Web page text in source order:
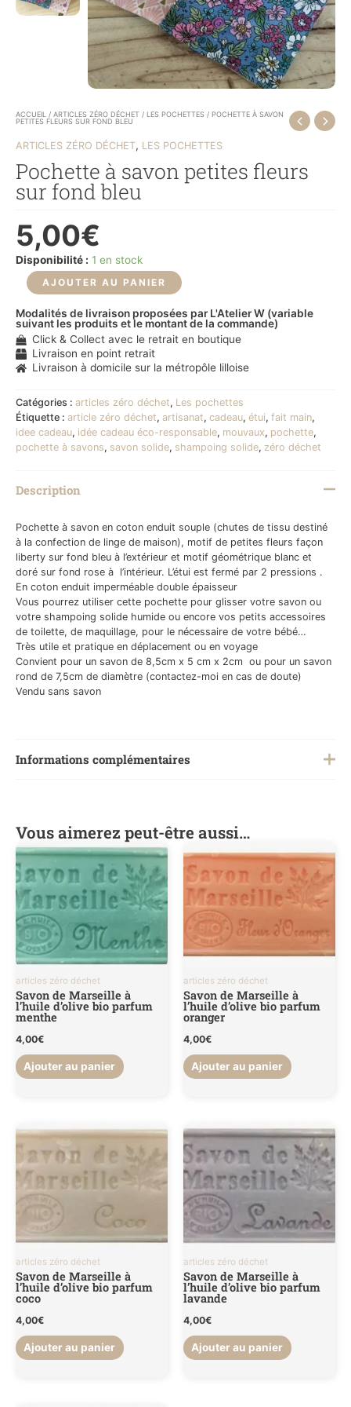
ACCUEIL / ARTICLES ZÉRO DÉCHET / LES POCHETTES / POCHETTE À SAVON
PETITES FLEURS SUR FOND BLEU
ARTICLES ZÉRO DÉCHET, LES POCHETTES
Pochette à savon petites fleurs
sur fond bleu
5,00€
Disponibilité : 1 en stock
AJOUTER AU PANIER
Modalités de livraison proposées par L'Atelier W (variable
suivant les produits et le montant de la commande)
Click & Collect avec le retrait en boutique
Livraison en point retrait
Livraison à domicile sur la métropôle lilloise
Catégories : articles zéro déchet, Les pochettes
Étiquette : article zéro déchet, artisanat, cadeau, étui, fait main,
idee cadeau, idée cadeau éco-responsable, mouvaux, pochette,
pochette à savons, savon solide, shampoing solide, zéro déchet
Description
Pochette à savon en coton enduit souple (chutes de tissu destiné
à la confection de linge de maison), motif de petites fleurs façon
liberty sur fond bleu à l’extérieur et motif géométrique blanc et
doré sur fond rose à l’intérieur. L’étui est fermé par 2 pressions .
En coton enduit imperméable double épaisseur
Vous pourrez utiliser cette pochette pour glisser votre savon ou
votre shampoing solide humide ou encore vos petits accessoires
de toilette, de maquillage, pour le nécessaire de votre bébé…
Très utile et pratique en déplacement ou en voyage
Convient pour un savon de 8,5cm x 5 cm x 2cm ou pour un savon
rond de 7,5cm de diamètre (contactez-moi en cas de doute)
Vendu sans savon
Informations complémentaires
Vous aimerez peut-être aussi…
articles zéro déchet
Savon de Marseille à
l’huile d’olive bio parfum
menthe
4,00€
Ajouter au panier
articles zéro déchet
Savon de Marseille à
l’huile d’olive bio parfum
oranger
4,00€
Ajouter au panier
articles zéro déchet
Savon de Marseille à
l’huile d’olive bio parfum
coco
4,00€
Ajouter au panier
articles zéro déchet
Savon de Marseille à
l’huile d’olive bio parfum
lavande
4,00€
Ajouter au panier